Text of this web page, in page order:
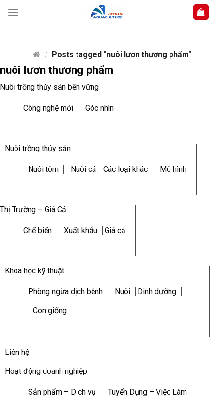
/ Posts tagged "nuôi lươn thương phẩm"
nuôi lươn thương phẩm
Nuôi trồng thủy sản bền vững
Công nghệ mới Góc nhìn
Nuôi trồng thủy sản
Nuôi tôm Nuôi cá Các loại khác Mô hình
Thị Trường – Giá Cả
Chế biến Xuất khẩu Giá cả
Khoa học kỹ thuật
Phòng ngừa dịch bệnh Nuôi Dinh dưỡng
Con giống
Liên hệ
Hoạt động doanh nghiệp
Sản phẩm – Dịch vụ Tuyển Dụng – Việc Làm